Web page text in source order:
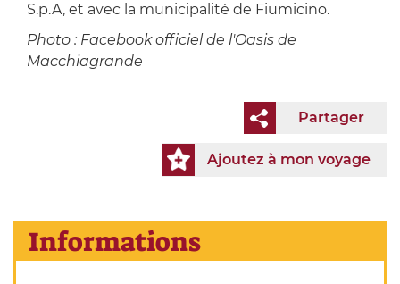
S.p.A, et avec la municipalité de Fiumicino.
Photo : Facebook officiel de l'Oasis de
Macchiagrande
Partager
Ajoutez à mon voyage
Informations